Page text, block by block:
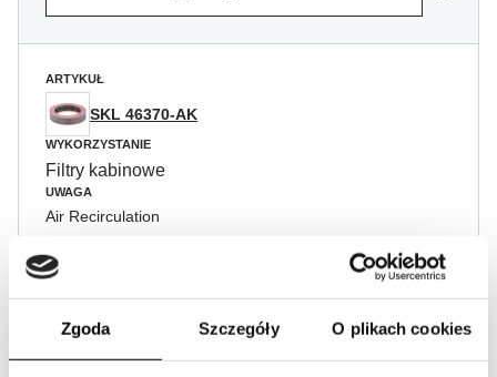
Zgoda Szczegóły O plikach cookies
ARTYKUŁ
SKL 46370-AK
WYKORZYSTANIE
Filtry kabinowe
UWAGA
Air Recirculation
Carbon Activated